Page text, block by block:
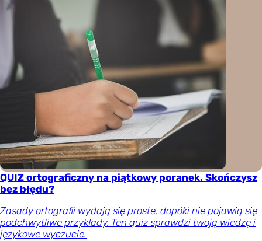
QUIZ ortograficzny na piątkowy poranek. Skończysz
bez błędu?
Zasady ortografii wydają się proste, dopóki nie pojawią się
podchwytliwe przykłady. Ten quiz sprawdzi twoją wiedzę i
językowe wyczucie.